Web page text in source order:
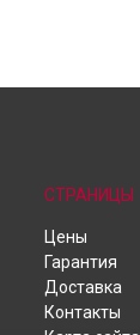
СТРАНИЦЫ
Цены
Гарантия
Доставка
Контакты